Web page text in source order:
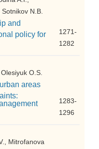
N.B.
and
policy for
1271-
1282
O.S.
areas
1283-
1296
Mitrofanova